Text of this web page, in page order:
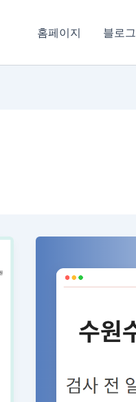
홈페이지 블로그